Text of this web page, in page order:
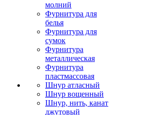
молний
Фурнитура для
белья
Фурнитура для
сумок
Фурнитура
металлическая
Фурнитура
пластмассовая
Шнур атласный
Шнур вощенный
Шнур, нить, канат
джутовый